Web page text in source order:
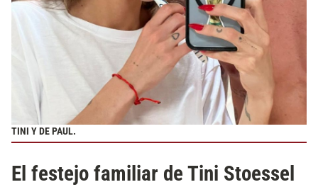
TINI Y DE PAUL.
El festejo familiar de Tini Stoessel